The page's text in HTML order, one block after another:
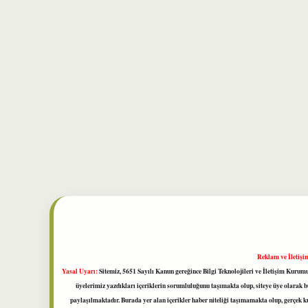
Reklam ve
Yasal Uyarı:Sitemiz, 5651 Sayılı Kanun gereğince Bilgi Teknolojileri ve İletişim
üyelerimiz yazdıkları içeriklerin sorumluluğunu taşımakta olup, siteye üye olarak
paylaşılmaktadır. Burada yer alan içerikler haber niteliği taşımamakta olup,